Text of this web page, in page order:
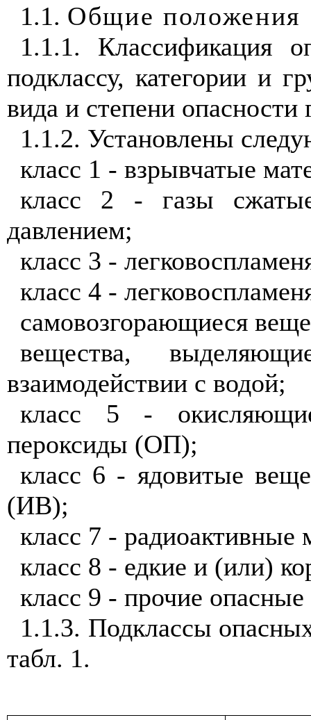
1.1. Общие положения
1.1.1. Классификация
подклассу, категории и
вида и степени опасности
1.1.2. Установлены
класс 1 - взрывчатые
класс 2 - газы
давлением;
класс 3 -
класс 4 -
самовозгорающиеся
вещества,
взаимодействии с водой;
класс 5 -
пероксиды (ОП);
класс 6 - ядовитые
(ИВ);
класс 7 -
класс 8 - едкие и (или)
класс 9 - прочие
1.1.3. Подклассы
табл. 1.